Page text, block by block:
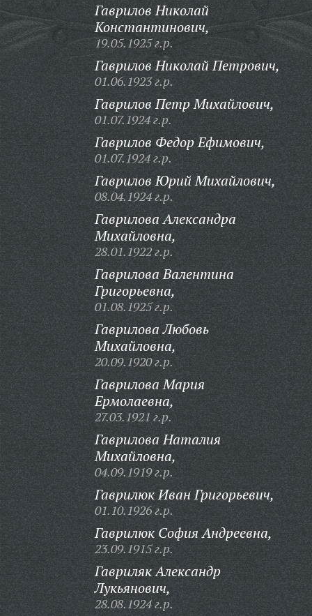
Гаврилов Николай
Константинович,
19.05.1925 г.р.
Гаврилов Николай Петрович,
01.06.1923 г.р.
Гаврилов Петр Михайлович,
01.07.1924 г.р.
Гаврилов Федор Ефимович,
01.07.1924 г.р.
Гаврилов Юрий Михайлович,
08.04.1924 г.р.
Гаврилова Александра
Михайловна,
28.01.1922 г.р.
Гаврилова Валентина
Григорьевна,
01.08.1925 г.р.
Гаврилова Любовь
Михайловна,
20.09.1920 г.р.
Гаврилова Мария
Ермолаевна,
27.03.1921 г.р.
Гаврилова Наталия
Михайловна,
04.09.1919 г.р.
Гаврилюк Иван Григорьевич,
01.10.1926 г.р.
Гаврилюк София Андреевна,
23.09.1915 г.р.
Гавриляк Александр
Лукьянович,
28.08.1924 г.р.